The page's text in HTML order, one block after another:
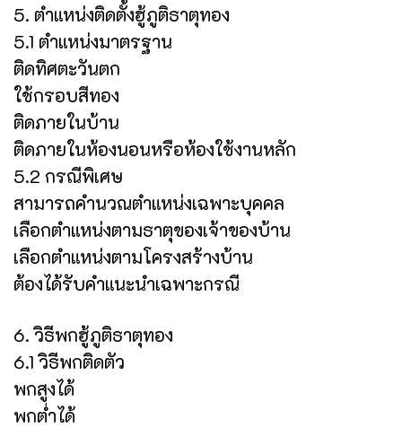
5. ตำแหน่งติดตั้งฮู้ภูติธาตุทอง
5.1 ตำแหน่งมาตรฐาน
ติดทิศตะวันตก
ใช้กรอบสีทอง
ติดภายในบ้าน
ติดภายในห้องนอนหรือห้องใช้งานหลัก
5.2 กรณีพิเศษ
สามารถคำนวณตำแหน่งเฉพาะบุคคล
เลือกตำแหน่งตามธาตุของเจ้าของบ้าน
เลือกตำแหน่งตามโครงสร้างบ้าน
ต้องได้รับคำแนะนำเฉพาะกรณี
6. วิธีพกฮู้ภูติธาตุทอง
6.1 วิธีพกติดตัว
พกสูงได้
พกต่ำได้